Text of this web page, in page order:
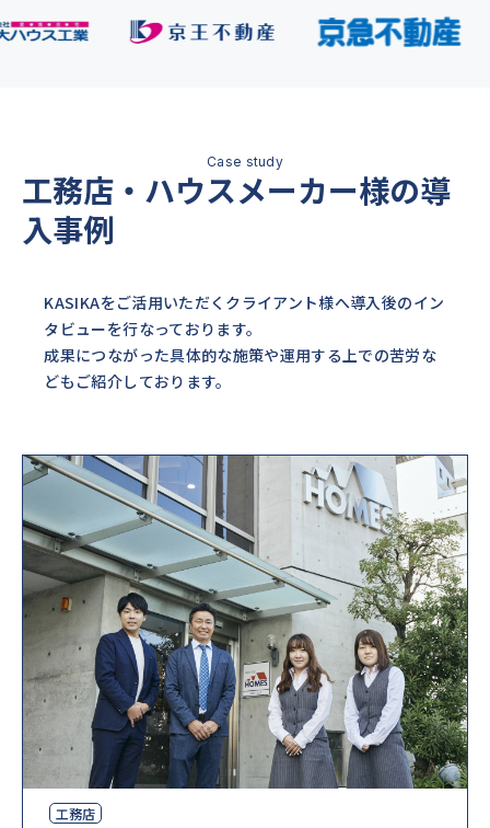
工務店・ハウスメーカー様の導
入事例
KASIKAをご活用いただくクライアント様へ導入後のイン
タビューを行なっております。
成果につながった具体的な施策や運用する上での苦労な
どもご紹介しております。
工務店